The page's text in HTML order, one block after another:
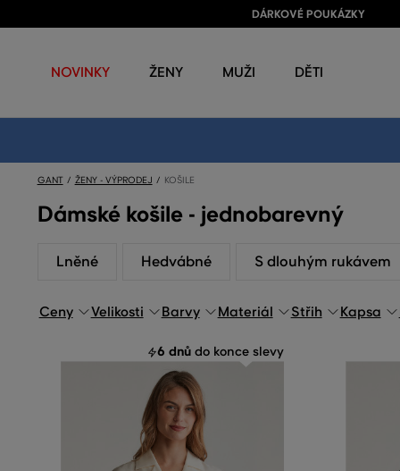
DÁRKOVÉ POUKÁZKY
NOVINKY ŽENY MUŽI DĚTI
GANT ŽENY - VÝPRODEJ KOŠILE
Dámské košile - jednobarevný
Lněné Hedvábné S dlouhým rukávem
Ceny Velikosti Barvy Materiál Střih Kapsa
6 dnů do konce slevy